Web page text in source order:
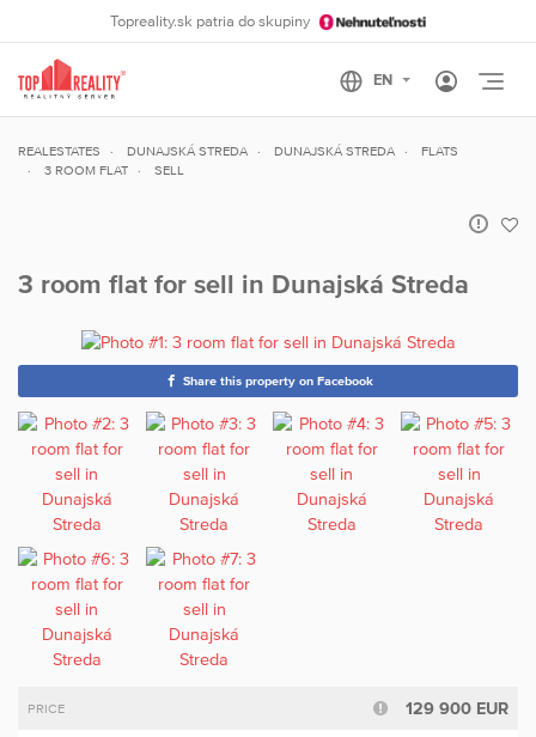
Topreality.sk patria do skupiny
REALESTATES DUNAJSKÁ STREDA DUNAJSKÁ STREDA
FLATS
3 ROOM FLAT
SELL
3 room flat for sell in Dunajská Streda
Share this property on Facebook
PRICE 129 900 EUR